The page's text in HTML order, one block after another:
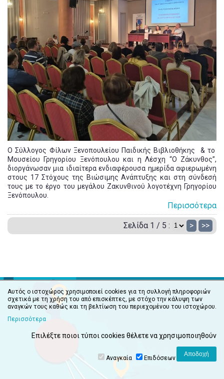
Ο Σύλλογος Φίλων Ξενοπουλείου Παιδικής Βιβλιοθήκης & το
Μουσείου Γρηγορίου Ξενόπουλου και η Λέσχη “Ο Ζάκυνθος”,
διοργάνωσαν μια ιδιαίτερα ενδιαφέρουσα ημερίδα αφιερωμένη
στους 17 Στόχους της Βιώσιμης Ανάπτυξης και στη σύνδεσή
τους με το έργο του μεγάλου Ζακυνθινού λογοτέχνη Γρηγορίου
Ξενόπουλου.
Περισσότερα
Σελίδα 1 / 5 : > >>
Αυτός ο ιστοχώρος χρησιμοποιεί cookies για τη συλλογή πληροφοριών
σχετικά με τη χρήση του από επισκέπτες, με στόχο την κάλυψη των
αναγκών τους καθώς και τη βελτίωση του περιεχομένου του ιστοχώρου.
Περισσότερα
Επιλέξτε ποιοι τύποι cookies θέλετε να χρησιμοποιηθούν
Αναγκαία Επιδόσεων